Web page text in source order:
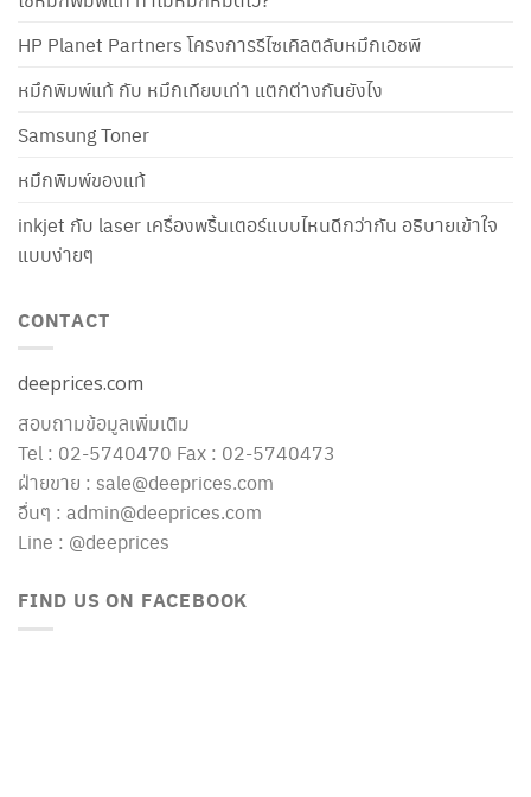
HP Planet Partners โครงการรีไซเคิลตลับหมึกเอชพี
หมึกพิมพ์แท้ กับ หมึกเทียบเท่า แตกต่างกันยังไง
Samsung Toner
หมึกพิมพ์ของแท้
inkjet กับ laser เครื่องพริ้นเตอร์แบบไหนดีกว่ากัน อธิบายเข้าใจ
แบบง่ายๆ
CONTACT
deeprices.com
สอบถามข้อมูลเพิ่มเติม
Tel : 02-5740470 Fax : 02-5740473
ฝ่ายขาย : sale@deeprices.com
อื่นๆ : admin@deeprices.com
Line : @deeprices
FIND US ON FACEBOOK